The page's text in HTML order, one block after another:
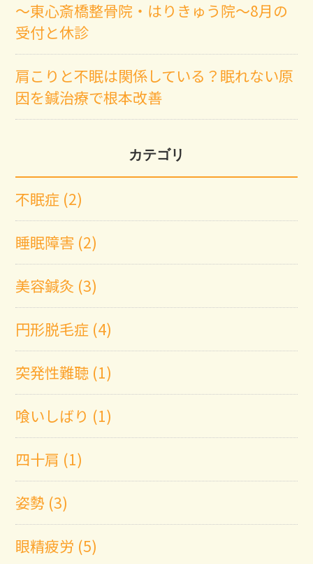
～東心斎橋整骨院・はりきゅう院～8月の
受付と休診
肩こりと不眠は関係している？眠れない原
因を鍼治療で根本改善
カテゴリ
不眠症 (2)
睡眠障害 (2)
美容鍼灸 (3)
円形脱毛症 (4)
突発性難聴 (1)
喰いしばり (1)
四十肩 (1)
姿勢 (3)
眼精疲労 (5)